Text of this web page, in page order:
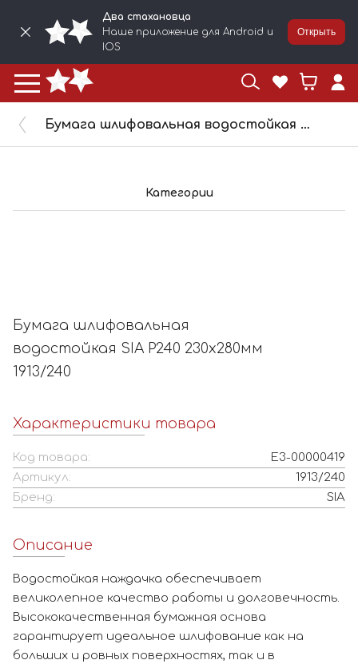
Два стахановца
Наше приложение для Android и
IOS
Открыть
Бумага шлифовальная водостойкая SIA P240 230x280мм 1913/240
Категории
Бумага шлифовальная
водостойкая SIA P240 230x280мм
1913/240
Характеристики товара
Код товара:
Е3-00000419
Артикул:
1913/240
Бренд:
SIA
Описание
Водостойкая наждачка обеспечивает
великолепное качество работы и долговечность.
Высококачественная бумажная основа
гарантирует идеальное шлифование как на
больших и ровных поверхностях, так и в